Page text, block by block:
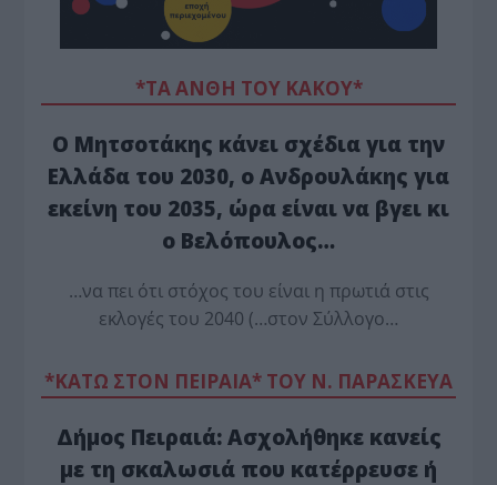
*ΤΑ ΆΝΘΗ ΤΟΥ ΚΑΚΟΎ*
Ο Μητσοτάκης κάνει σχέδια για την
Ελλάδα του 2030, ο Ανδρουλάκης για
εκείνη του 2035, ώρα είναι να βγει κι
ο Βελόπουλος…
…να πει ότι στόχος του είναι η πρωτιά στις
εκλογές του 2040 (…στον Σύλλογο…
*ΚΑΤΩ ΣΤΟΝ ΠΕΙΡΑΙΑ* ΤΟΥ Ν. ΠΑΡΑΣΚΕΥΑ
Δήμος Πειραιά: Ασχολήθηκε κανείς
με τη σκαλωσιά που κατέρρευσε ή